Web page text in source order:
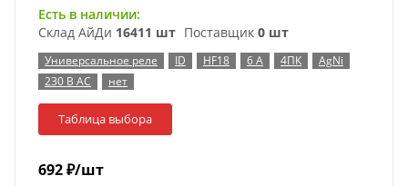
Есть в наличии:
Склад АйДи 16411 шт Поставщик 0 шт
Универсальное реле ID HF18 6 А 4ПК
AgNi
230 В AC
нет
Таблица выбора
692₽/шт